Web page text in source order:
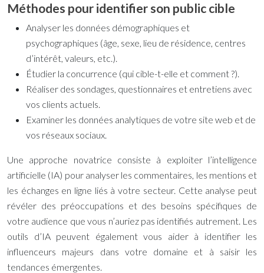
Méthodes pour identifier son public cible
Analyser les données démographiques et
psychographiques (âge, sexe, lieu de résidence, centres
d’intérêt, valeurs, etc.).
Étudier la concurrence (qui cible-t-elle et comment ?).
Réaliser des sondages, questionnaires et entretiens avec
vos clients actuels.
Examiner les données analytiques de votre site web et de
vos réseaux sociaux.
Une approche novatrice consiste à exploiter l’intelligence
artificielle (IA) pour analyser les commentaires, les mentions et
les échanges en ligne liés à votre secteur. Cette analyse peut
révéler des préoccupations et des besoins spécifiques de
votre audience que vous n’auriez pas identifiés autrement. Les
outils d’IA peuvent également vous aider à identifier les
influenceurs majeurs dans votre domaine et à saisir les
tendances émergentes.